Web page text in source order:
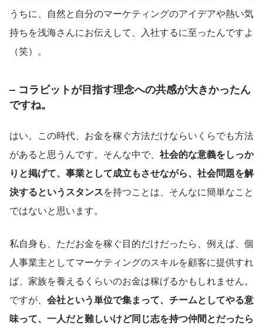
うちに、自然と自分のマーケティングのアイデアや熱い気
持ちを浅海さんにお伝えして、入社するに至ったんですよ
（笑）。
– コラビットが目指す理念への共感が大きかったん
ですね。
はい。この時代、お金を稼ぐ方法だけならいくらでも方法
があると思うんです。そんな中で、 社会的な意義をしっか
りと掲げて、事業として成立もさせながら、社会問題を解
決するというスタンスを持つことは、そんなに簡単なこと
ではないと思います。
私自身も、ただお金を稼ぐ目的だけだったら、例えば、個
人事業主としてマーケティングのスキルを顧客に提供すれ
ば、家族を養えるくらいのお金は稼げるかもしれません。
ですが、 会社という単位で集まって、チームとしてやる意
味って、一人だと難しいけど同じ志を持つ仲間とだったら